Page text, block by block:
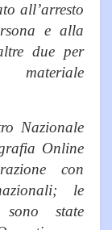
all’arresto
e alla
due per
Nazionale
Online
con
le
sono state